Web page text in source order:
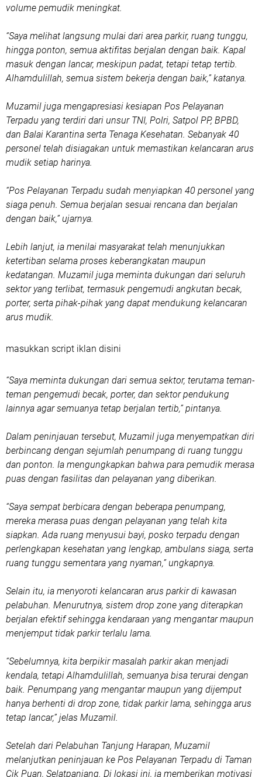
volume pemudik meningkat.
“Saya melihat langsung mulai dari area parkir, ruang tunggu,
hingga ponton, semua aktifitas berjalan dengan baik. Kapal
masuk dengan lancar, meskipun padat, tetapi tetap tertib.
Alhamdulillah, semua sistem bekerja dengan baik,” katanya.
Muzamil juga mengapresiasi kesiapan Pos Pelayanan
Terpadu yang terdiri dari unsur TNI, Polri, Satpol PP, BPBD,
dan Balai Karantina serta Tenaga Kesehatan. Sebanyak 40
personel telah disiagakan untuk memastikan kelancaran arus
mudik setiap harinya.
“Pos Pelayanan Terpadu sudah menyiapkan 40 personel yang
siaga penuh. Semua berjalan sesuai rencana dan berjalan
dengan baik,” ujarnya.
Lebih lanjut, ia menilai masyarakat telah menunjukkan
ketertiban selama proses keberangkatan maupun
kedatangan. Muzamil juga meminta dukungan dari seluruh
sektor yang terlibat, termasuk pengemudi angkutan becak,
porter, serta pihak-pihak yang dapat mendukung kelancaran
arus mudik.
masukkan script iklan disini
“Saya meminta dukungan dari semua sektor, terutama teman-
teman pengemudi becak, porter, dan sektor pendukung
lainnya agar semuanya tetap berjalan tertib,” pintanya.
Dalam peninjauan tersebut, Muzamil juga menyempatkan diri
berbincang dengan sejumlah penumpang di ruang tunggu
dan ponton. Ia mengungkapkan bahwa para pemudik merasa
puas dengan fasilitas dan pelayanan yang diberikan.
“Saya sempat berbicara dengan beberapa penumpang,
mereka merasa puas dengan pelayanan yang telah kita
siapkan. Ada ruang menyusui bayi, posko terpadu dengan
perlengkapan kesehatan yang lengkap, ambulans siaga, serta
ruang tunggu sementara yang nyaman,” ungkapnya.
Selain itu, ia menyoroti kelancaran arus parkir di kawasan
pelabuhan. Menurutnya, sistem drop zone yang diterapkan
berjalan efektif sehingga kendaraan yang mengantar maupun
menjemput tidak parkir terlalu lama.
“Sebelumnya, kita berpikir masalah parkir akan menjadi
kendala, tetapi Alhamdulillah, semuanya bisa terurai dengan
baik. Penumpang yang mengantar maupun yang dijemput
hanya berhenti di drop zone, tidak parkir lama, sehingga arus
tetap lancar,” jelas Muzamil.
Setelah dari Pelabuhan Tanjung Harapan, Muzamil
melanjutkan peninjauan ke Pos Pelayanan Terpadu di Taman
Cik Puan, Selatpanjang. Di lokasi ini, ia memberikan motivasi